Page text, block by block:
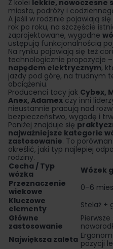
Z kolei lekkie, nowoczesne
miasta, podróży i
A jeśli w rodzinie pojawiają
rok po roku, na szczęście
zaprojektowane, wygodne
ustępują funkcjonalnością
Na rynku pojawiają się też
technologicznie propozycje –
napędem elektrycznym,
jazdy pod górę, na trudnym
obciążeniu.
Producenci tacy jak Cybex,
Anex, Adamex czy inni
nieustannie pracują nad
bezpieczeństwo, wygodę i
Poniżej znajduje się
najważniejsze kategorie
zastosowanie. To
określić, jaki typ najlepiej
rodziny.
Cecha / Typ
wózka
Wózek
Przeznaczenie
wiekowe
0–6
Kluczowe
elementy
Stelaż +
Główne
zastosowanie
Największa zaleta pozycji